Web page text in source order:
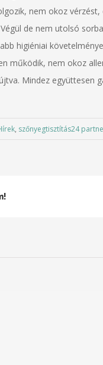
nem okoz
de nem utolsó
higiéniai
működik, nem okoz
Mindez együttesen
, szőnyegtisztítás24